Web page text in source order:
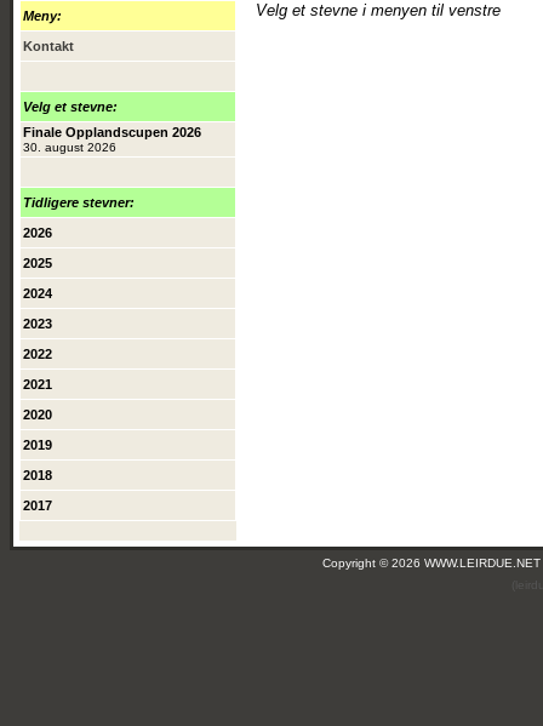
Meny:
Kontakt
Velg et stevne:
Finale Opplandscupen 2026
30. august 2026
Tidligere stevner:
2026
2025
2024
2023
2022
2021
2020
2019
2018
2017
Velg et stevne i menyen til venstre
Copyright © 2026